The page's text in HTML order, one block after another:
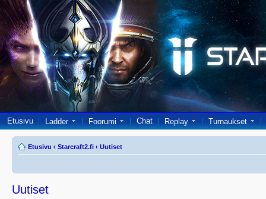
Etusivu Ladder Foorumi Chat Replay Turnaukset
Etusivu ‹ Starcraft2.fi ‹ Uutiset
Uutiset